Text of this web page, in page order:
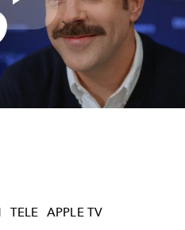
Play
Video
TELE
APPLE TV